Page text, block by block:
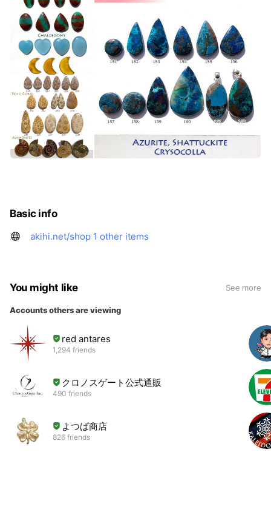
Basic info
akihi.net/shop 1 other items
You might like See more
Accounts others are viewing
red antares
1,294 friends
クロノスゲート公式通販
490 friends
よつば商店
826 friends